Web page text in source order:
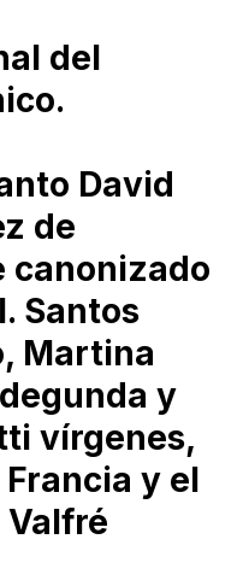
del
David
de
canonizado
Santos
Martina
y
vírgenes,
y el
Valfré